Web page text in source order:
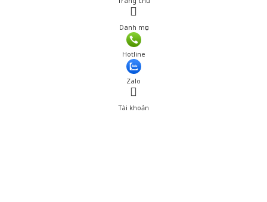
Danh mục
Hotline
Zalo
Tài khoản